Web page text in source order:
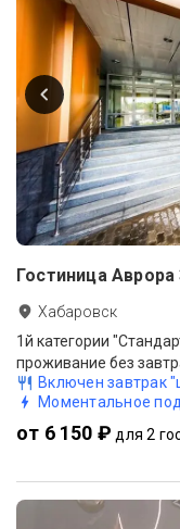
Гостиница Аврора
Хабаровск
1й категории
проживание без
Включен завтрак
Моментальное
от 6 150 ₽ для 2